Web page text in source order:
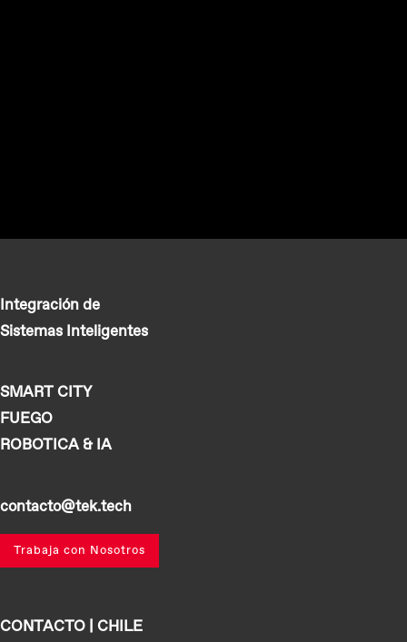
Integración de
Sistemas Inteligentes
SMART CITY
FUEGO
ROBOTICA & IA
contacto@tek.tech
Trabaja con Nosotros
CONTACTO | CHILE